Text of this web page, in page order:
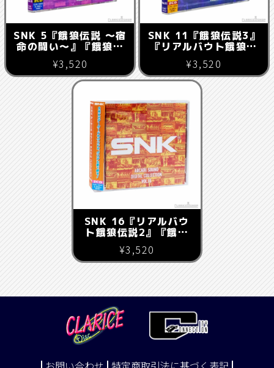
SNK 5『餓狼伝説 〜宿
命の闘い〜』『餓狼伝
説2 〜新たなる闘
い〜』『餓狼伝説
SPECIAL』
¥3,520
SNK 11『餓狼伝説3』
『リアルバウト餓狼伝
説』『リアルバウト餓
狼伝説スペシャル』
¥3,520
SNK 16『リアルバウ
ト餓狼伝説2』『餓狼
MARK OF THE
WOLVES』
¥3,520